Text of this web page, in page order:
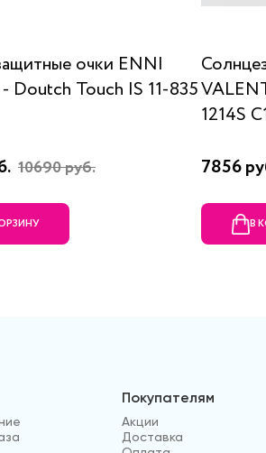
очки ENNI
Doutch Touch IS 11-835
10690 руб.
1214S
7856
В
Покупателям
Акции
Доставка